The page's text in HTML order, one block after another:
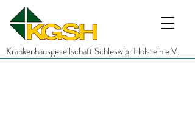
Krankenhausgesellschaft Schleswig-Holstein e.V.